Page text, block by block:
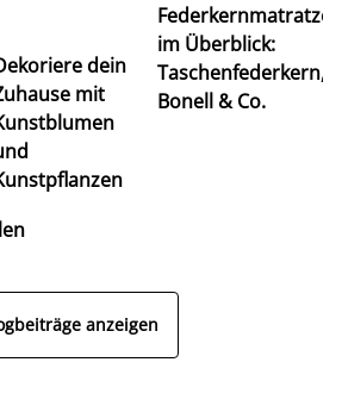
dein
mit
im Überblick:
Taschenfederkern,
Bonell & Co.
anzeigen